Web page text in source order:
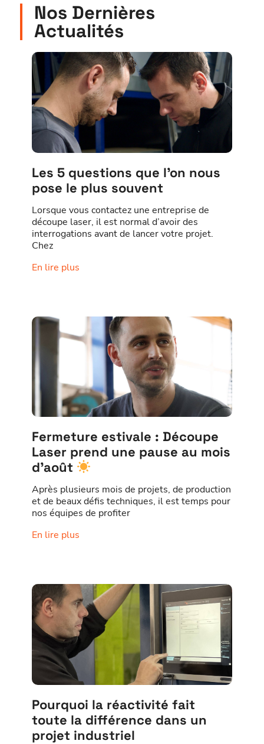
Nos Dernières
Actualités
Les 5 questions que l’on nous
pose le plus souvent
Lorsque vous contactez une entreprise de
découpe laser, il est normal d’avoir des
interrogations avant de lancer votre projet.
Chez
En lire plus
Fermeture estivale : Découpe
Laser prend une pause au mois
d’août
Après plusieurs mois de projets, de production
et de beaux défis techniques, il est temps pour
nos équipes de profiter
En lire plus
Pourquoi la réactivité fait
toute la différence dans un
projet industriel